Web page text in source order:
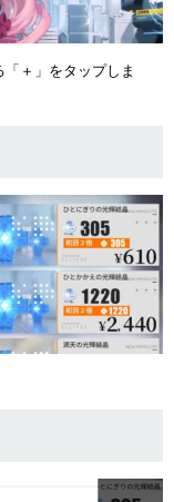
＋」をタップしま